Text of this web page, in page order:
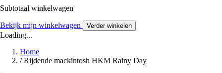
Subtotaal winkelwagen
Bekijk mijn winkelwagen Verder winkelen
Loading...
Home
/ Rijdende mackintosh HKM Rainy Day